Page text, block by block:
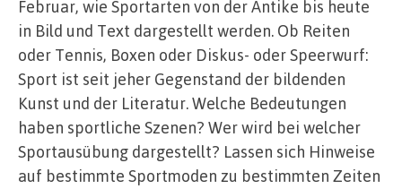
Februar, wie Sportarten von der Antike bis heute
in Bild und Text dargestellt werden. Ob Reiten
oder Tennis, Boxen oder Diskus- oder Speerwurf:
Sport ist seit jeher Gegenstand der bildenden
Kunst und der Literatur. Welche Bedeutungen
haben sportliche Szenen? Wer wird bei welcher
Sportausübung dargestellt? Lassen sich Hinweise
auf bestimmte Sportmoden zu bestimmten Zeiten